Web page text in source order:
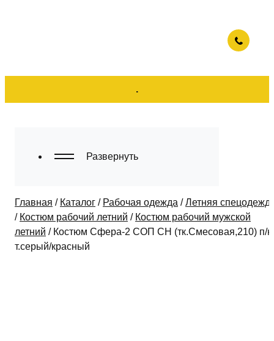
.
Главная / Каталог / Рабочая одежда /Летняя
/ Костюм рабочий летний / Костюм рабочий мужской
летний / Костюм Сфера-2 СОП CH (тк.Смесовая,210) п/к,
т.серый/красный
Развернуть